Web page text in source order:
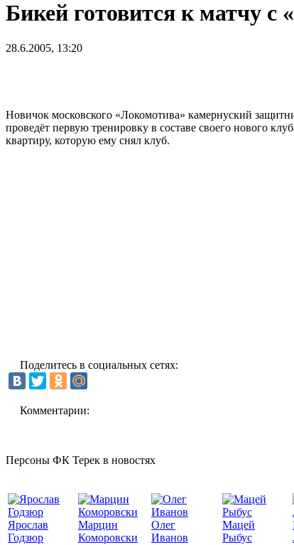
Бикей готовится к матчу с
28.6.2005, 13:20
Новичок московского «Локомотива» камернуский
проведёт первую тренировку в составе своего нового
квартиру, которую ему снял клуб.
Поделитесь в социальных сетях:
Комментарии:
Персоны ФК Терек в новостях
Ярослав
Годзюр
Марцин
Коморовски
Олег
Иванов
Мацей
Рыбус